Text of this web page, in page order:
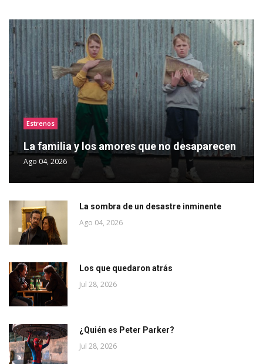
Estrenos
La familia y los amores que no desaparecen
Ago 04, 2026
La sombra de un desastre inminente
Ago 04, 2026
Los que quedaron atrás
Jul 28, 2026
¿Quién es Peter Parker?
Jul 28, 2026